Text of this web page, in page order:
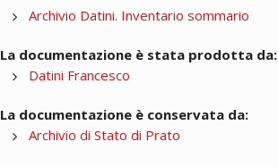
Archivio Datini. Inventario sommario
La documentazione è stata prodotta da:
Datini Francesco
La documentazione è conservata da:
Archivio di Stato di Prato